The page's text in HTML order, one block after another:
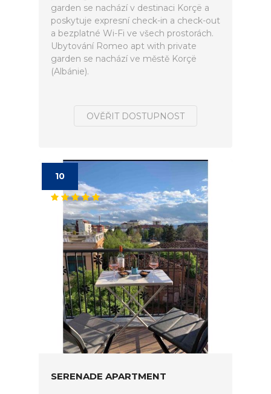
garden se nachází v destinaci Korçë a
poskytuje expresní check-in a check-out
a bezplatné Wi-Fi ve všech prostorách.
Ubytování Romeo apt with private
garden se nachází ve městě Korçë
(Albánie).
OVĚŘIT DOSTUPNOST
10
SERENADE APARTMENT